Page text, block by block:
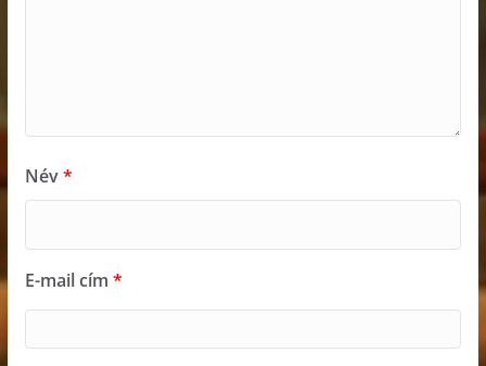
Név*
E-mail cím *